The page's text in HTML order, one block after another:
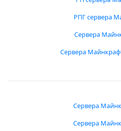
РПГ сервера
Сервера
Сервера
Сервера
Сервера